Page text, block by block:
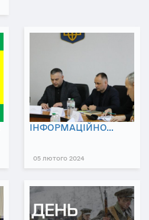
ІНФОРМАЦІЙНО…
05 лютого 2024